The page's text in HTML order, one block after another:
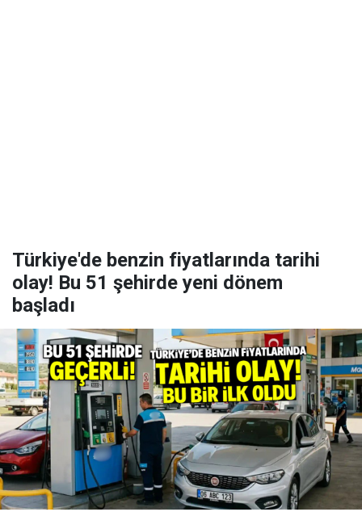
Türkiye'de benzin fiyatlarında tarihi
olay! Bu 51 şehirde yeni dönem
başladı